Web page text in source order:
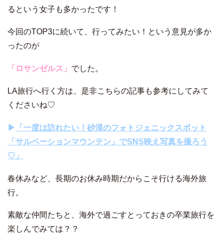
るという女子も多かったです！
今回のTOP3に続いて、行ってみたい！という意見が多か
ったのが
「ロサンゼルス」 でした。
LA旅行へ行く方は、是非こちらの記事も参考にしてみて
くださいね♡
▶︎
「一度は訪れたい！砂漠のフォトジェニックスポット
「サルベーションマウンテン」でSNS映え写真を撮ろう
♡」
春休みなど、長期のお休み時期だからこそ行ける海外旅
行。
素敵な仲間たちと、海外で過ごすとっておきの卒業旅行を
楽しんでみては？？